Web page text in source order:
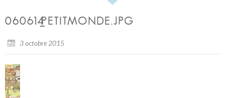
060614_PETITMONDE.JPG
3 octobre 2015